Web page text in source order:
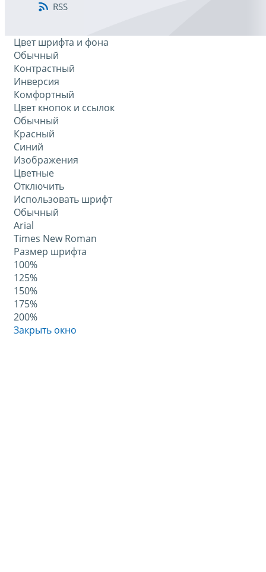
RSS
Цвет шрифта и фона
Обычный
Контрастный
Инверсия
Комфортный
Цвет кнопок и ссылок
Обычный
Красный
Синий
Изображения
Цветные
Отключить
Использовать шрифт
Обычный
Arial
Times New Roman
Размер шрифта
100%
125%
150%
175%
200%
Закрыть окно